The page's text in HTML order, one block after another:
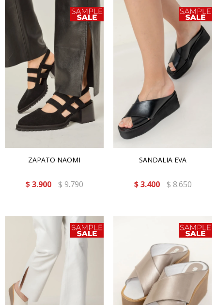
ZAPATO NAOMI
$ 3.900 $9.790
SANDALIA EVA
$ 3.400 $8.650